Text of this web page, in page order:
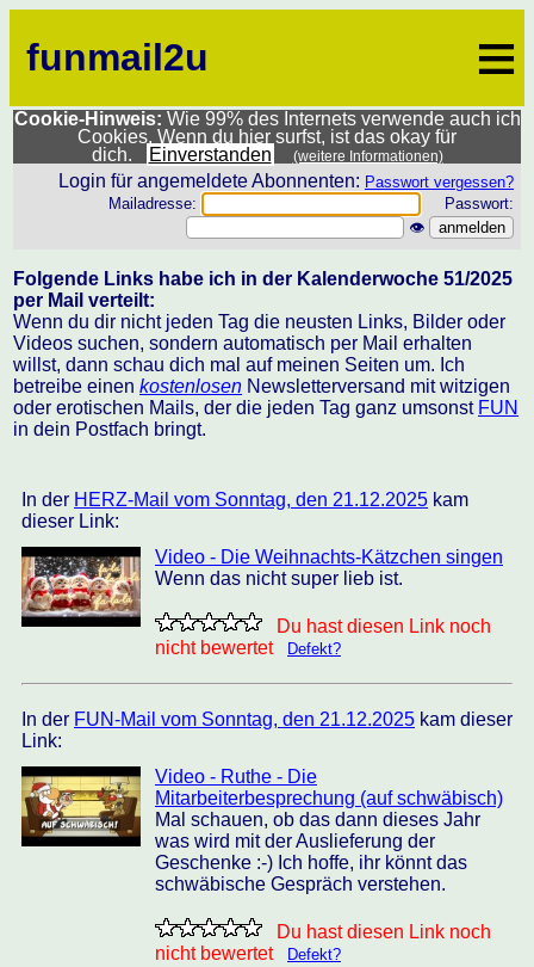
funmail2u ≡
Cookie-Hinweis: Wie 99% des Internets verwende auch ich
Cookies. Wenn du hier surfst, ist das okay für
dich.
Einverstanden (weitere Informationen)
Login für angemeldete Abonnenten: Passwort vergessen?
Mailadresse:
Passwort:
👁
Folgende Links habe ich in der Kalenderwoche 51/2025
per Mail verteilt:
Wenn du dir nicht jeden Tag die neusten Links, Bilder oder
Videos suchen, sondern automatisch per Mail erhalten
willst, dann schau dich mal auf meinen Seiten um. Ich
betreibe einen kostenlosen Newsletterversand mit witzigen
oder erotischen Mails, der die jeden Tag ganz umsonst FUN
in dein Postfach bringt.
In der HERZ-Mail vom Sonntag, den 21.12.2025 kam
dieser Link:
Video - Die Weihnachts-Kätzchen singen
Wenn das nicht super lieb ist.
Du hast diesen Link noch
nicht bewertet
Defekt?
In der FUN-Mail vom Sonntag, den 21.12.2025 kam dieser
Link:
Video - Ruthe - Die
Mitarbeiterbesprechung (auf schwäbisch)
Mal schauen, ob das dann dieses Jahr
was wird mit der Auslieferung der
Geschenke :-) Ich hoffe, ihr könnt das
schwäbische Gespräch verstehen.
Du hast diesen Link noch
nicht bewertet
Defekt?